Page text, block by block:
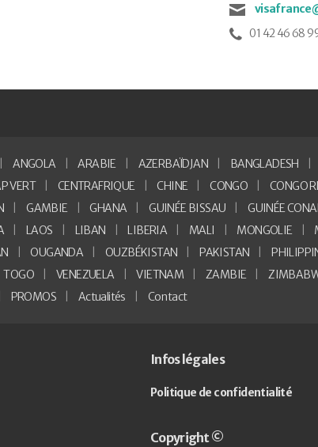
01 42 46 68
ANGOLA ARABIE AZERBAÏDJAN BANGLADESH
VERT CENTRAFRIQUE CHINE CONGO CONGO
GAMBIE GHANA GUINÉE BISSAU
GUINÉE
LAOS LIBAN LIBERIA MALI MONGOLIE
OUGANDA OUZBÉKISTAN PAKISTAN
TOGO VENEZUELA VIETNAM ZAMBIE
PROMOS Actualités Contact
Infos légales
Politique de confidentialité
Copyright ©